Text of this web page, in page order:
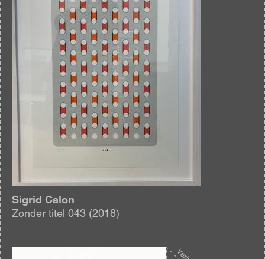
Sigrid Calon
Zonder titel 043 (2018)